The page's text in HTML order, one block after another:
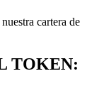
cartera de
TOKEN: